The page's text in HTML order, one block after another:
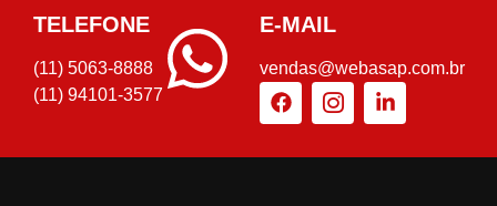
TELEFONE
(11) 5063-8888
(11) 94101-3577
E-MAIL
vendas@webasap.com.br